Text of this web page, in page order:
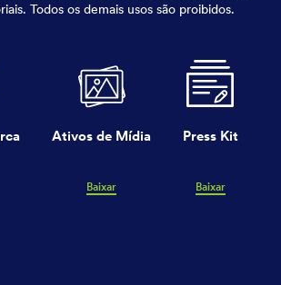
Todos os demais usos são proibidos.
Ativos de Mídia
Baixar
Press Kit
Baixar